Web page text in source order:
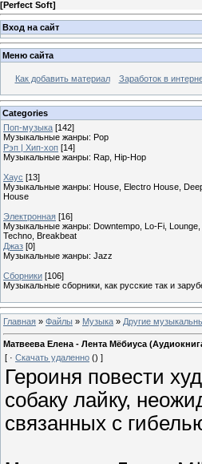
[Perfect Soft]
Вход на сайт
Меню сайта
Как добавить материал Заработок в
Categories
Поп-музыка [142]
Музыкальные жанры: Pop
Рэп | Хип-хоп [14]
Музыкальные жанры: Rap, Hip-Hop
Хаус [13]
Музыкальные жанры: House, Electro House,
House
Электронная [16]
Музыкальные жанры: Downtempo, Lo-Fi, Lounge,
Techno, Breakbeat
Джаз [0]
Музыкальные жанры: Jazz
Сборники [106]
Музыкальные сборники, как русские так и
Главная » Файлы » Музыка » Другие
Матвеева Елена - Лента Мёбиуса
[ · Скачать удаленно () ]
Героиня повести
собаку лайку,
связанных с